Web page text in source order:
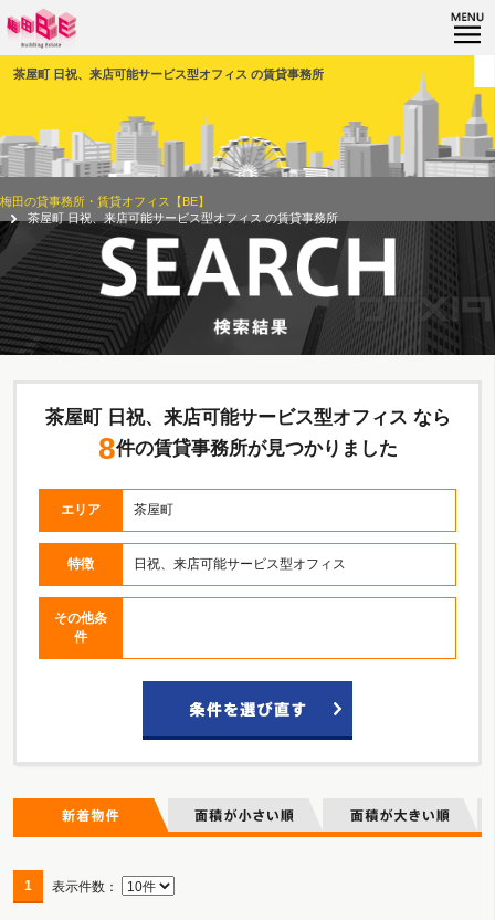
茶屋町 日祝、来店可能サービス型オフィス の賃貸事務所
梅田の貸事務所・賃貸オフィス【BE】
茶屋町 日祝、来店可能サービス型オフィス の賃貸事務所
茶屋町 日祝、来店可能サービス型オフィス なら
8件の賃貸事務所が見つかりました
エリア 茶屋町
特徴 日祝、来店可能サービス型オフィス
その他条
件
1 表示件数：